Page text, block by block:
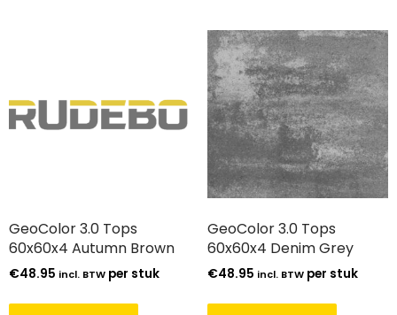
GeoColor 3.0 Tops
60x60x4 Autumn Brown
€48.95 incl. BTW per stuk
GeoColor 3.0 Tops
60x60x4 Denim Grey
€48.95 incl. BTW per stuk